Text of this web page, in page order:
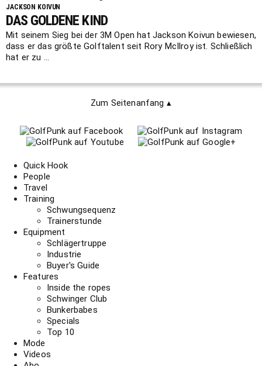
JACKSON KOIVUN
DAS GOLDENE KIND
Mit seinem Sieg bei der 3M Open hat Jackson Koivun bewiesen,
dass er das größte Golftalent seit Rory McIlroy ist. Schließlich
hat er zu ...
Zum Seitenanfang ▴
Quick Hook
People
Travel
Training
Schwungsequenz
Trainerstunde
Equipment
Schlägertruppe
Industrie
Buyer's Guide
Features
Inside the ropes
Schwinger Club
Bunkerbabes
Specials
Top 10
Mode
Videos